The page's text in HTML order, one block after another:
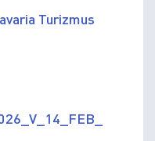
Turizmus